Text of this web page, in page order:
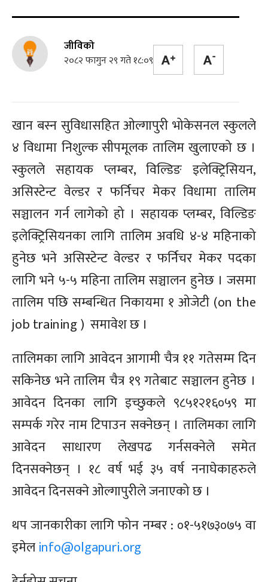
जीविको
२०८२ फागुन २९ गते १८:०९
खान बस्न सुविधासहित ओल्गापुरी भोकेसनल स्कुलले
४ विधामा निशुल्क सीपमूलक तालिम खुलाएको छ ।
स्कुलले सहायक प्लम्बर, विल्डिङ इलेक्ट्रिसियन,
असिस्टेन्ट वेल्डर र फर्निचर मेकर विधामा तालिम
सञ्चालन गर्न लागेको हो । सहायक प्लम्बर, विल्डिङ
इलेक्ट्रिसियनका लागि तालिम अवधि ४-४ महिनाको
हुनेछ भने असिस्टेन्ट वेल्डर र फर्निचर मेकर पदका
लागि भने ५-५ महिना तालिम सञ्चालन हुनेछ । जसमा
तालिम पछि सम्बन्धित निकायमा १ ओजेटी (on the
job training ) समावेश छ ।
तालिमका लागि आवेदन आगामी चैत्र ११ गतेसम्म दिन
सकिनेछ भने तालिम चैत्र १९ गतेबाट सञ्चालन हुनेछ ।
आवेदन दिनका लागि इच्छुकले ९८५१२१६०५९ मा
सम्पर्क गरेर नाम टिपाउन सक्नेछन् । तालिमका लागि
आवेदन साधारण लेखपढ गर्नसक्नेले समेत
दिनसक्नेछन् । १८ वर्ष भई ३५ वर्ष ननाघेकाहरुले
आवेदन दिनसक्ने ओल्गापुरीले जनाएको छ ।
थप जानकारीका लागि फोन नम्बर : ०१-५१७३०७५ वा
इमेलinfo@olgapuri.org